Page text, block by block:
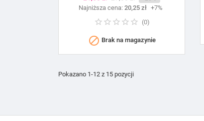
podstawowa
Najniższa cena: 20,25 zł +7%
(0)
 Brak na magazynie
Pokazano 1-12 z 15 pozycji